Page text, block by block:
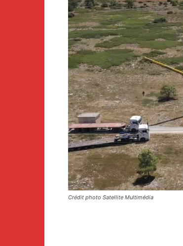
Crédit photo Satellite Multimédia